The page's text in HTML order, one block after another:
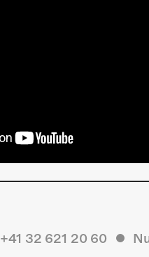
+41 32 621 20 60